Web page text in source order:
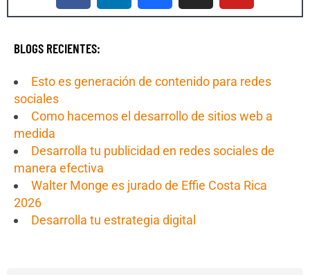
BLOGS RECIENTES:
Esto es generación de contenido para redes
sociales
Como hacemos el desarrollo de sitios web a
medida
Desarrolla tu publicidad en redes sociales de
manera efectiva
Walter Monge es jurado de Effie Costa Rica
2026
Desarrolla tu estrategia digital